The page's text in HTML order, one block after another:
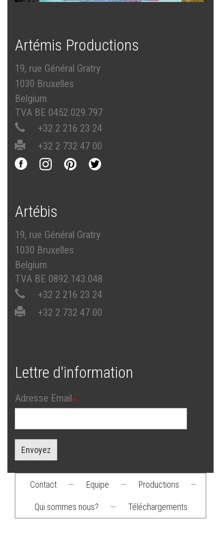
Artémis Productions
19, rue Général Gratry
1030 Bruxelles
Belgium
TVA BE 0452.029.797
+32 2 216 23 24
+32 2 732 47 00
Artébis
19, rue Général Gratry
1030 Bruxelles
Belgium
TVA BE 0892.143.048
+32 2 216 23 24
+32 2 732 47 00
Lettre d'information
Adresse Email
Envoyez
Footer
menu
Contact — Equipe — Productions —
Qui sommes nous? — Téléchargements